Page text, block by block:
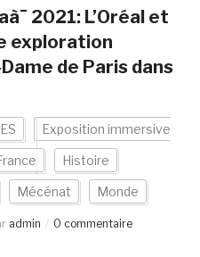
2021: L’Oréal et
exploration
de Paris dans
Exposition immersive
Histoire
Mécénat Monde
admin 0 commentaire